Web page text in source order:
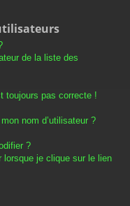
de la liste des
toujours pas correcte !
nom d’utilisateur ?
?
lorsque je clique sur le lien